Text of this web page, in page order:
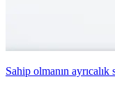
Sahip olmanın ayrıcalık